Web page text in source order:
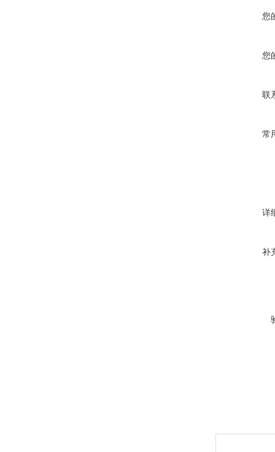
您
您
联
常
详
补